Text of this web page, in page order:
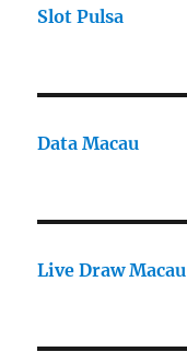
Slot Pulsa
Data Macau
Live Draw Macau